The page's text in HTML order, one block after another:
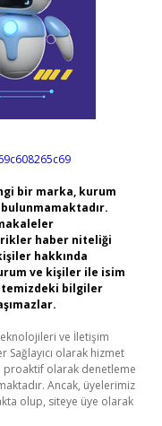
bir marka, kurum
haber niteliği
hakkında
ve kişiler ile isim
bilgiler
ve İletişim
Sağlayıcı olarak hizmet
proaktif olarak denetleme
Ancak, üyelerimiz
olup, siteye üye olarak